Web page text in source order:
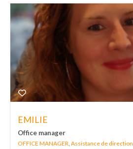
EMILIE
Office manager
OFFICE MANAGER Assistance de direction